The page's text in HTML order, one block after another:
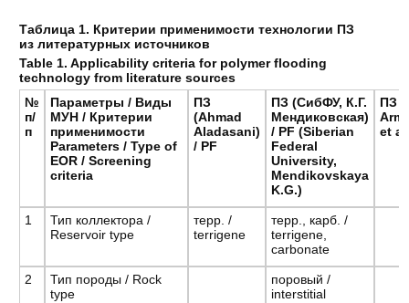
Таблица 1. Критерии применимости технологии ПЗ
из литературных источников
Table 1. Applicability criteria for polymer flooding
technology from literature sources
№
п/
п
Параметры / Виды
МУН / Критерии
применимости
Parameters / Type of
EOR / Screening
criteria
ПЗ
(Ahmad
Aladasani)
/ PF
ПЗ (СибФУ, К.Г.
Мендиковская)
/ PF (Siberian
Federal
University,
Mendikovskaya
K.G.)
ПЗ
et
1
Тип коллектора /
Reservoir type
терр. /
terrigene
терр., карб. /
terrigene,
carbonate
2
Тип породы / Rock
type
поровый /
interstitial